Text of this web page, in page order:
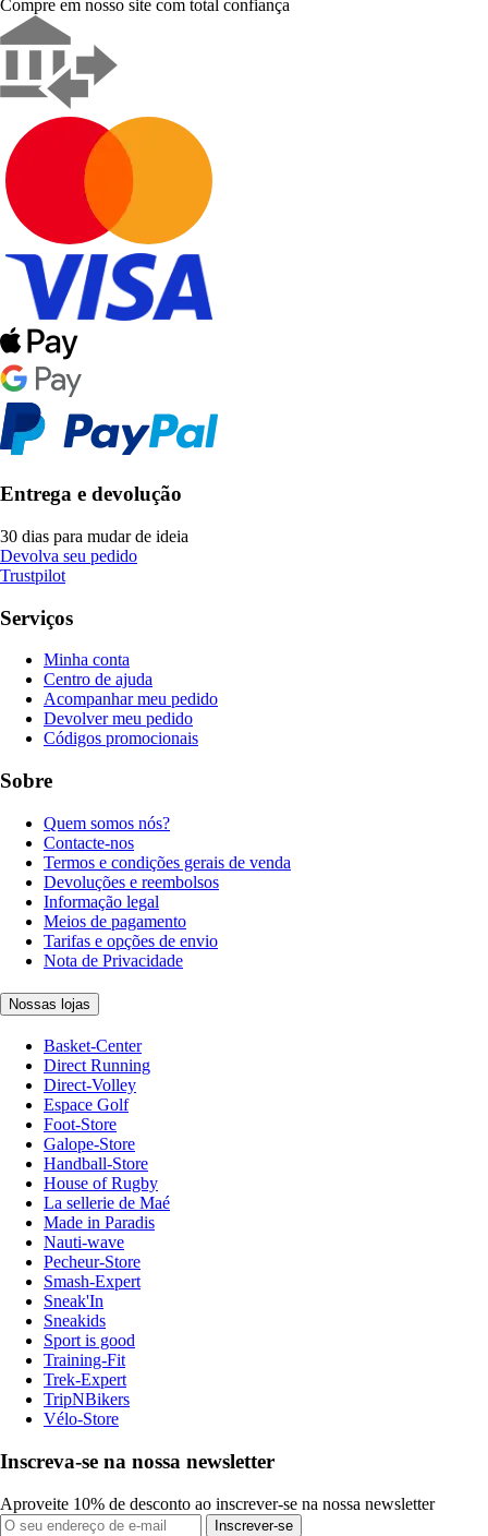
Compre em nosso site com total confiança
Entrega e devolução
30 dias para mudar de ideia
Devolva seu pedido
Trustpilot
Serviços
Minha conta
Centro de ajuda
Acompanhar meu pedido
Devolver meu pedido
Códigos promocionais
Sobre
Quem somos nós?
Contacte-nos
Termos e condições gerais de venda
Devoluções e reembolsos
Informação legal
Meios de pagamento
Tarifas e opções de envio
Nota de Privacidade
Nossas lojas
Basket-Center
Direct Running
Direct-Volley
Espace Golf
Foot-Store
Galope-Store
Handball-Store
House of Rugby
La sellerie de Maé
Made in Paradis
Nauti-wave
Pecheur-Store
Smash-Expert
Sneak'In
Sneakids
Sport is good
Training-Fit
Trek-Expert
TripNBikers
Vélo-Store
Inscreva-se na nossa newsletter
Aproveite 10% de desconto ao inscrever-se na nossa newsletter
Inscrever-se